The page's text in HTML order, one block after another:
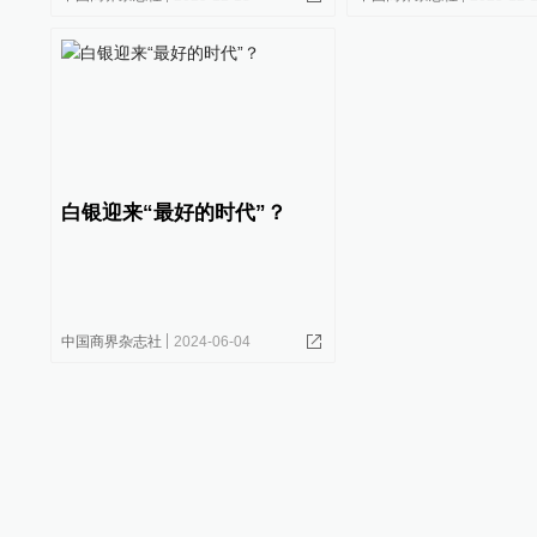
白银迎来“最好的时代”？
中国商界杂志社 2024-06-04